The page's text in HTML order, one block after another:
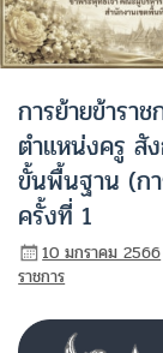
การย้ายข้ารา
ตำแหน่งครู สั
ขั้นพื้นฐาน (ก
ครั้งที่ 1
10 มกราคม 2566
ราชการ